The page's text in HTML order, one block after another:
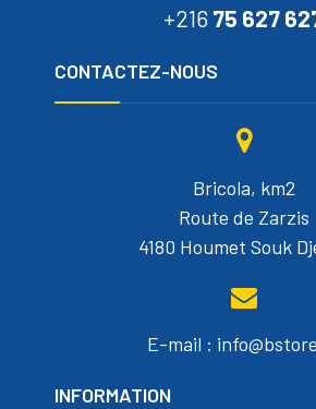
+216 75 627
CONTACTEZ-NOUS
Bricola, km2
Route de Zarzis
4180 Houmet Souk
E-mail :
INFORMATION